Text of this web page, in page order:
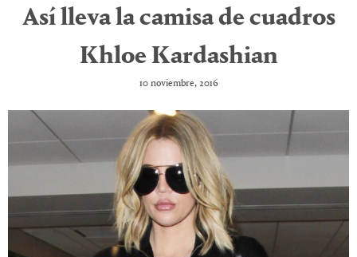
Así lleva la camisa de cuadros
Khloe Kardashian
10 noviembre, 2016